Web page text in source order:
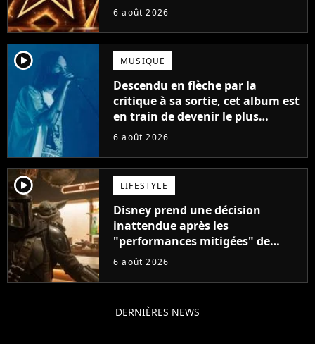
6 août 2026
player2 MUSIQUE
Descendu en flèche par la
critique à sa sortie, cet album est
en train de devenir le plus
populaire de son auteur
6 août 2026
player2 LIFESTYLE
Disney prend une décision
inattendue après les
"performances mitigées" de
Vaiana et The Mandalorian &
6 août 2026
DERNIÈRES NEWS